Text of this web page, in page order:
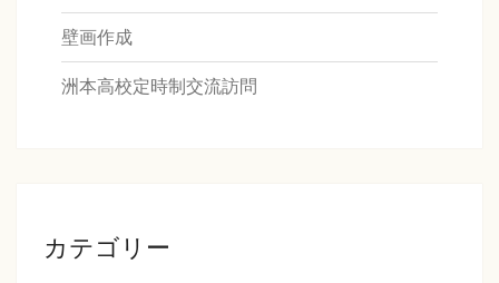
壁画作成
洲本高校定時制交流訪問
カテゴリー